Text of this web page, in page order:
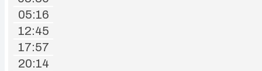
05:16
12:45
17:57
20:14